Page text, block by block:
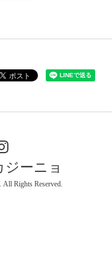
ジーニョ
. All Rights Reserved.